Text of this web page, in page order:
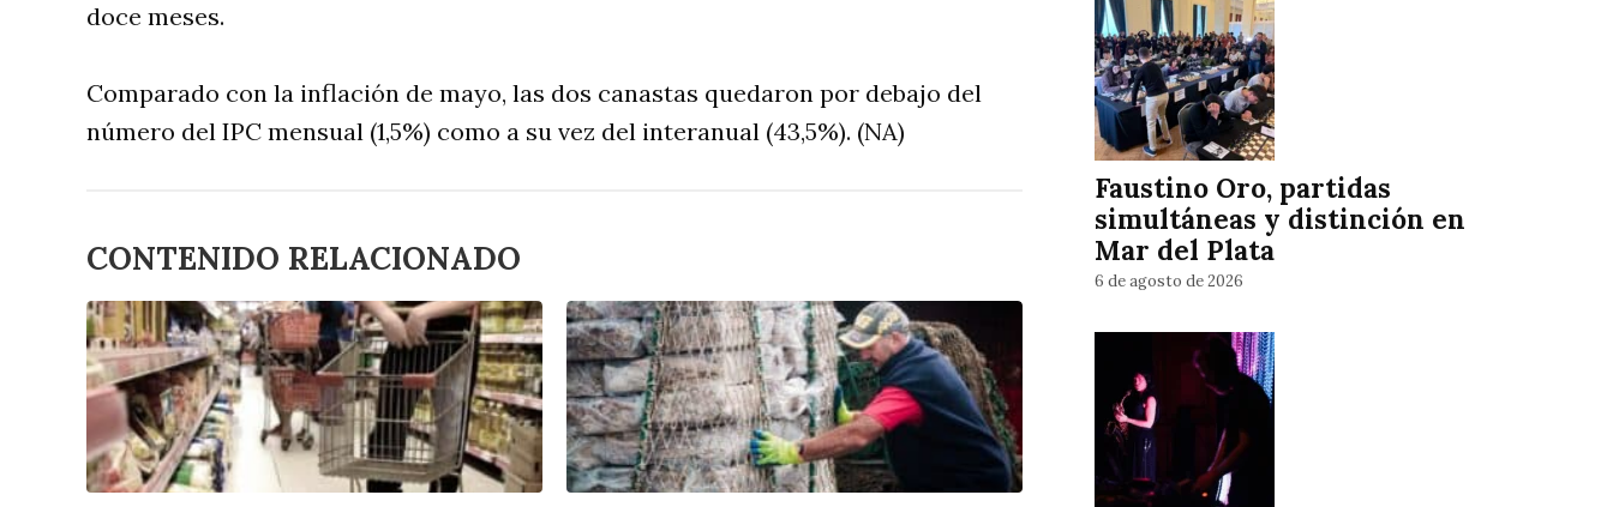
doce meses.
Comparado con la inflación de mayo, las dos canastas quedaron por debajo del
número del IPC mensual (1,5%) como a su vez del interanual (43,5%). (NA)
CONTENIDO RELACIONADO
Faustino Oro, partidas
simultáneas y distinción en
Mar del Plata
6 de agosto de 2026